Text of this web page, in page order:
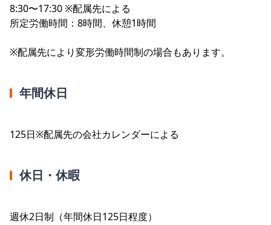
8:30〜17:30 ※配属先による
所定労働時間：8時間、休憩1時間
※配属先により変形労働時間制の場合もあります。
年間休日
125日※配属先の会社カレンダーによる
休日・休暇
週休2日制（年間休日125日程度）